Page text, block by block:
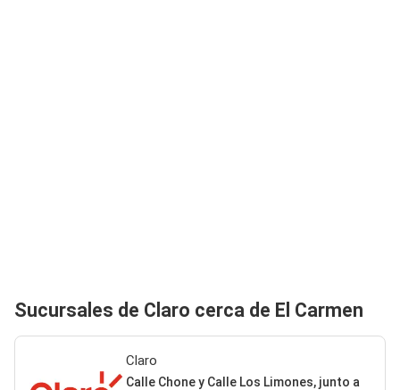
Sucursales de Claro cerca de El Carmen
Claro
Calle Chone y Calle Los Limones, junto a